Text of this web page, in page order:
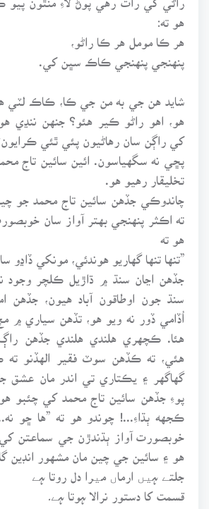
هر ڪا مومل هر ڪا راڻو،
پنهنجي پنهنجي ڪاڪ سڀن کي.
شايد هن جي به من جي ڪا، ڪاڪ لٽي
هو، اهو راڻو ڪير هئو؟ جنهن ننڍي
کي راڳن سان رهاڻيون پئي ٿئي
پڇي نه سگهياسون. ائين سائين تاج
تخليقار رهيو هو.
چاندوڪي جڏهن سائين تاج محمد جو
ته اڪثر پنهنجي بهتر آواز سان
”تنها تنها گهاريو هوندئي، مونکي ڏاڍو
جڏهن اڃان سنڌ ۾ ڌاڙيل ڪلچر وجود
سنڌ جون اوطاقون آباد هيون، جڏهن
اُڏامي ڏور نه ويو هو، تڏهن سياري ۾
هئا. ڪچهري هلندي هلندي جڏهن
هئي، ته ڪڏهن سوٽ فقير الهڏنو ته
گهاگهر ۽ يڪتاري تي اندر مان عشق جا
پوءِ جڏهن سائين تاج محمد کي چئبو هو
ڪجهه ٻڌاءِ...! چوندو هو ته ”ها ڇو
خوبصورت آواز ٻڌندڙن جي سماعتن
هو ۽ سائين جي چين مان مشهور انڊين
جلتے ہیں ارماں میرا دل روتا ہے
قسمت کا دستور نرالا ہوتا ہے۔